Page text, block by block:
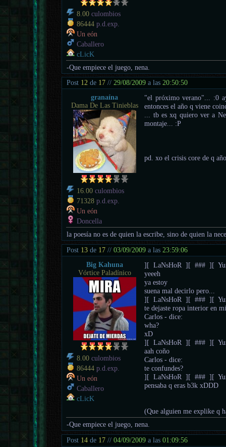
8.00 culombios
86444 p.d.exp.
Un eón
Caballero
cLicK
-Que empiece el juego, nena.
Post 12 de 17 //29/08/2009 a las20:50:50
granaína
Dama De Las Tinieblas
16.00 culombios
71328 p.d.exp.
Un eón
Doncella
"el próximo verano"... :0
entonces el año q viene
... tb es xq quiero ver a
montaje... :P
pd. xo el crisis core de q
la poesía no es de quien la escribe, sino de quien la
Post 13 de 17 //03/09/2009 a las23:59:06
Big Kahuna
Vórtice Paladínico
8.00 culombios
86444 p.d.exp.
Un eón
Caballero
cLicK
][ LaNsHoR ][ ### ][
yeeeh
ya estoy
suena mal decirlo pero...
][ LaNsHoR ][ ### ][
te dejaste ropa interior en
Carlos - dice:
wha?
xD
][ LaNsHoR ][ ### ][
aah coño
Carlos - dice:
te confundes?
][ LaNsHoR ][ ### ][
pensaba q eras b3k xDDD
(Que alguien me explike q
-Que empiece el juego, nena.
Post 14 de 17 //04/09/2009 a las01:09:56